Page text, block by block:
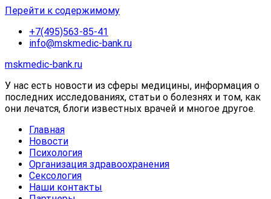
Перейти к содержимому
+7(495)563-85-41
info@mskmedic-bank.ru
mskmedic-bank.ru
У нас есть новости из сферы медицины, информация о
последних исследованиях, статьи о болезнях и том, как
они лечатся, блоги известных врачей и многое другое.
Главная
Новости
Психология
Организация здравоохранения
Сексология
Наши контакты